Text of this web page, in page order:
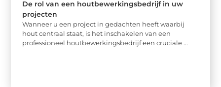
De rol van een houtbewerkingsbedrijf in uw
projecten
Wanneer u een project in gedachten heeft waarbij
hout centraal staat, is het inschakelen van een
professioneel houtbewerkingsbedrijf een cruciale ...